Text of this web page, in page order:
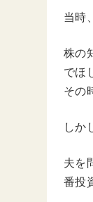
当時
株の
でほ
その
しか
夫を
番投